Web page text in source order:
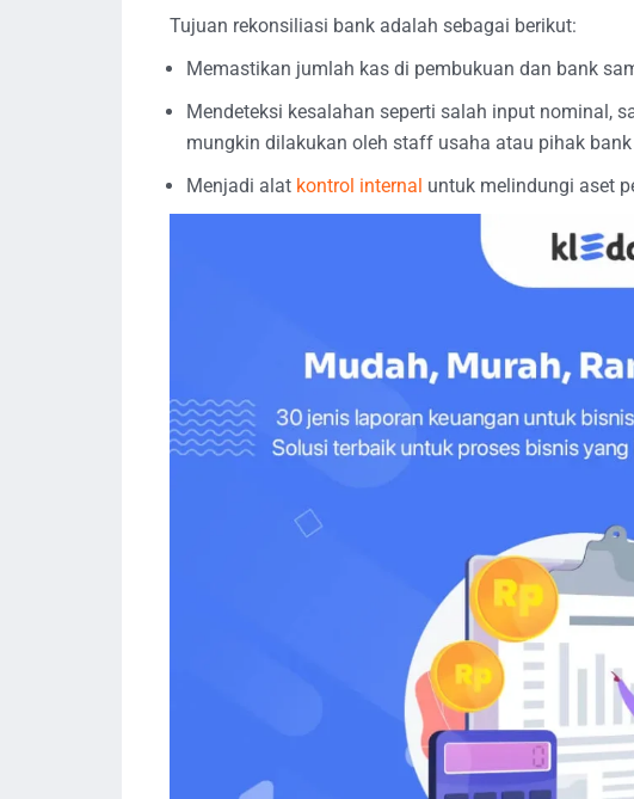
Tujuan rekonsiliasi bank adalah sebagai berikut:
Memastikan jumlah kas di pembukuan dan bank
Mendeteksi kesalahan seperti salah input nominal,
mungkin dilakukan oleh staff usaha atau pihak bank
Menjadi alat kontrol internal untuk melindungi aset